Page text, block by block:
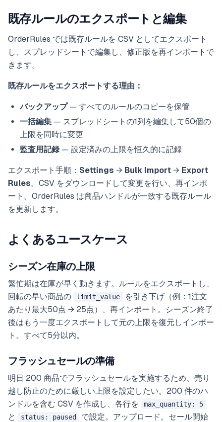
既存ルールのエクスポートと編集
OrderRules では既存ルールを CSV としてエクスポート
し、スプレッドシートで編集し、修正版を再インポートで
きます。
既存ルールをエクスポートする理由：
バックアップ— すべてのルールのコピーを保管
一括編集 — スプレッドシートの1列を編集して50個の
上限を同時に変更
監査用記録 — 設定済みの上限を恒久的に記録
エクスポート手順： Settings → Bulk Import → Export
Rules。CSV をダウンロードして変更を行い、再インポ
ート。OrderRules は商品ハンドルが一致する既存ルール
を更新します。
よくあるユースケース
シーズン在庫の上限
繁忙期は在庫が早く動きます。ルールをエクスポートし、
回転の早い商品の
limit_value
を引き下げ（例：1注文
あたり最大50点 → 25点）、再インポート。シーズン終了
後はもう一度エクスポートして元の上限を復元しインポー
ト。すべて5分以内。
フラッシュセールの準備
明日 200 商品でフラッシュセールを実施するため、売り
越し防止のために厳しい上限を設定したい。200 件のハ
ンドルを含む CSV を作成し、各行を
max_quantity: 5
と status: paused
で設定。アップロード。セール開始